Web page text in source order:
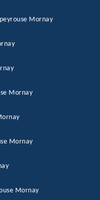
Mornay
Mornay
Mornay
Mornay